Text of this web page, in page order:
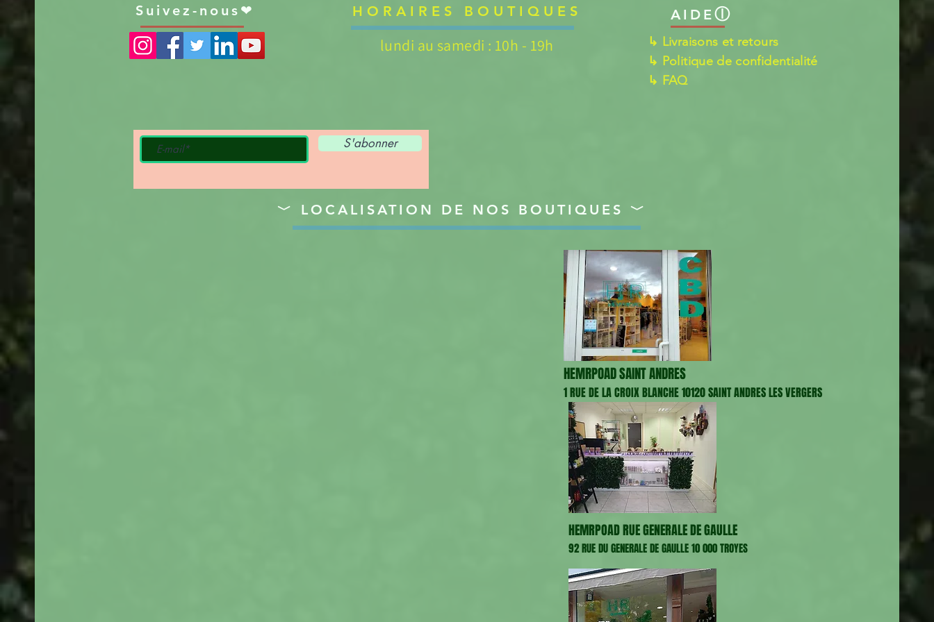
Suivez-nous❤ HORAIRES BOUTIQUES
lundi au samedi : 10h - 19h
AIDEⓛ
↳ Livraisons et retours
↳ Politique de confidentialité
↳ FAQ
S'abonner
﹀ LOCALISATION DE NOS BOUTIQUES ﹀
HEMRPOAD SAINT ANDRES
1 RUE DE LA CROIX BLANCHE 10120 SAINT ANDRES LES VERGERS
HEMRPOAD RUE GENERALE DE GAULLE
92 RUE DU GENERALE DE GAULLE 10 000 TROYES